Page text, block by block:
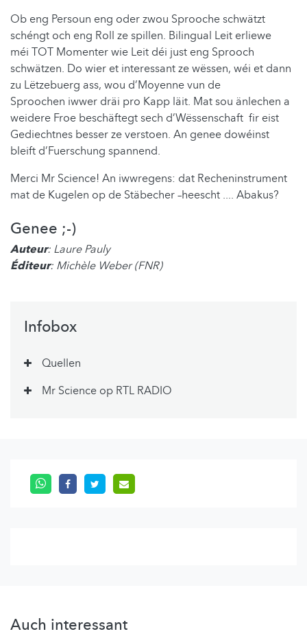
Ob eng Persoun eng oder zwou Sprooche schwätzt
schéngt och eng Roll ze spillen. Bilingual Leit erliewe
méi TOT Momenter wie Leit déi just eng Sprooch
schwätzen. Do wier et interessant ze wëssen, wéi et dann
zu Lëtzebuerg ass, wou d’Moyenne vun de
Sproochen iwwer dräi pro Kapp läit. Mat sou änlechen a
weidere Froe beschäftegt sech d’Wëssenschaft fir eist
Gediechtnes besser ze verstoen. An genee dowéinst
bleift d’Fuerschung spannend.
Merci Mr Science! An iwwregens: dat Recheninstrument
mat de Kugelen op de Stäbecher –heescht .... Abakus?
Genee ;-)
Auteur: Laure Pauly
Éditeur: Michèle Weber (FNR)
Infobox
Quellen
Mr Science op RTL RADIO
Auch interessant